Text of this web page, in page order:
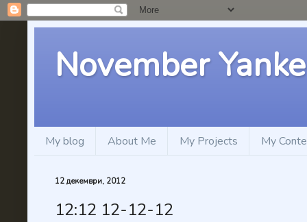
November
My blog About Me My Projects My
12 декември, 2012
12:12 12-12-12